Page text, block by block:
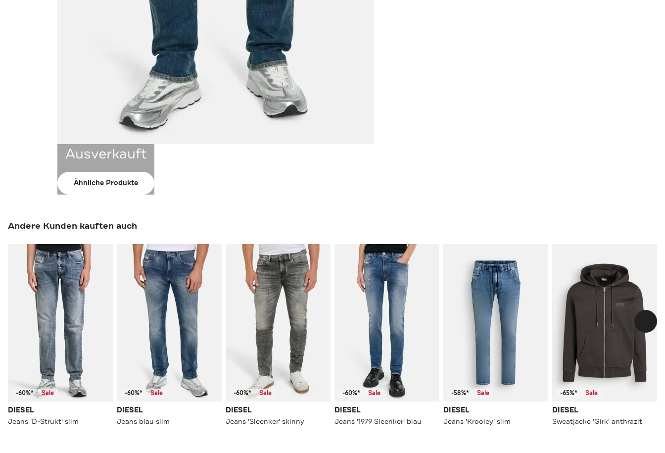
Ausverkauft
Ähnliche Produkte
Andere Kunden kauften auch
-60%* Sale
DIESEL
Jeans 'D-Strukt' slim
-60%* Sale
DIESEL
Jeans blau slim
-60%* Sale
DIESEL
Jeans 'Sleenker' skinny
-60%* Sale
DIESEL
Jeans '1979 Sleenker' blau
-58%* Sale
DIESEL
Jeans 'Krooley' slim
-65%* Sale
DIESEL
Sweatjacke 'Girk' anthrazit